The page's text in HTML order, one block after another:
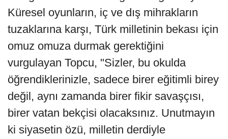
Küresel oyunların, iç ve dış mihrakların
tuzaklarına karşı, Türk milletinin bekası için
omuz omuza durmak gerektiğini
vurgulayan Topcu, "Sizler, bu okulda
öğrendiklerinizle, sadece birer eğitimli birey
değil, aynı zamanda birer fikir savaşçısı,
birer vatan bekçisi olacaksınız. Unutmayın
ki siyasetin özü, milletin derdiyle